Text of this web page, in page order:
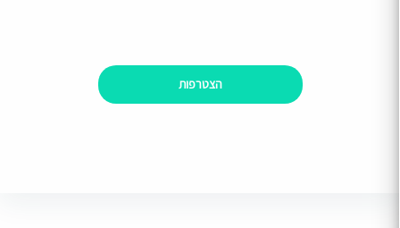
הצטרפות